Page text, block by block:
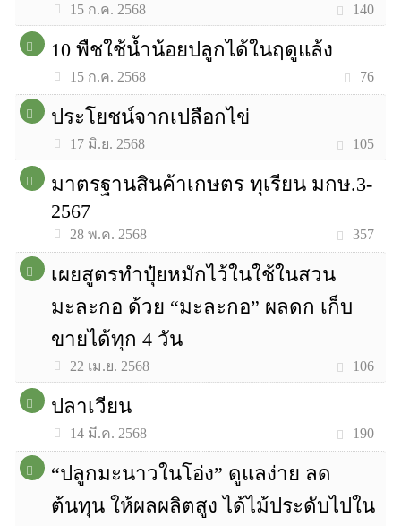
15 ก.ค. 2568 140
10 พืชใช้น้ำน้อยปลูกได้ในฤดูแล้ง
15 ก.ค. 2568 76
ประโยชน์จากเปลือกไข่
17 มิ.ย. 2568 105
มาตรฐานสินค้าเกษตร ทุเรียน มกษ.3-
2567
28 พ.ค. 2568 357
เผยสูตรทำปุ๋ยหมักไว้ในใช้ในสวน
มะละกอ ด้วย “มะละกอ” ผลดก เก็บ
ขายได้ทุก 4 วัน
22 เม.ย. 2568 106
ปลาเวียน
14 มี.ค. 2568 190
“ปลูกมะนาวในโอ่ง” ดูแลง่าย ลด
ต้นทุน ให้ผลผลิตสูง ได้ไม้ประดับไปใน